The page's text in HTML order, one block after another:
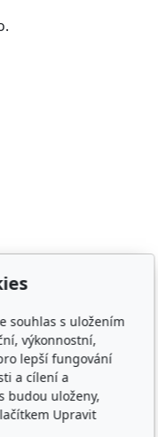
souhlas s uložením
výkonnostní,
lepší fungování
a cílení a
budou uloženy,
Upravit